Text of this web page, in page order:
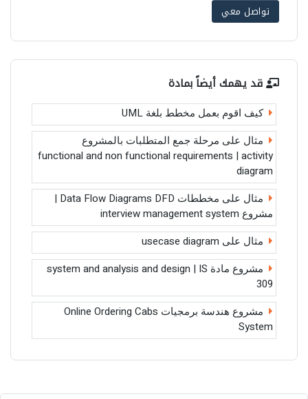
تواصل معي
قد يهمك أيضاً بمادة
كيف اقوم بعمل مخطط بلغة UML
مثال على مرحلة جمع المتطلبات بالمشروع
functional and non functional requirements | activity
diagram
مثال على مخططات Data Flow Diagrams DFD |
مشروع interview management system
مثال على usecase diagram
مشروع مادة system and analysis and design | IS
309
مشروع هندسة برمجيات Online Ordering Cabs
System